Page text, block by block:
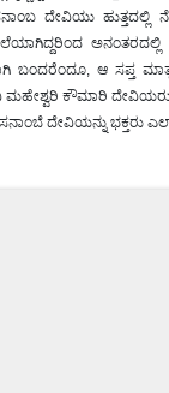
ದೇವಿಯು ಹುತ್ತದಲ್ಲಿ
ಬಂದರೆಂದೂ, ಆ ಸಪ್ತ
ಮಹೇಶ್ವರಿ ಕೌಮಾರಿ
ದೇವಿಯನ್ನು ಭಕ್ತರು